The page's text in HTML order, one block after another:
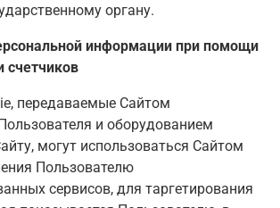
органу.
информации при помощи
счетчиков
передаваемые Сайтом
и оборудованием
могут использоваться Сайтом
Пользователю
сервисов, для таргетирования